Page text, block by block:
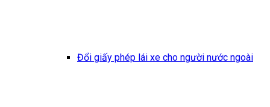
Đổi giấy phép lái xe cho người nước ngoài